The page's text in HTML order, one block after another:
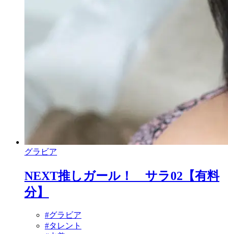
グラビア
NEXT推しガール！ サラ02【有料
分】
#グラビア
#タレント